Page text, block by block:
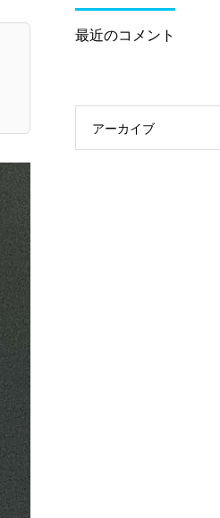
最近のコメント
アーカイブ